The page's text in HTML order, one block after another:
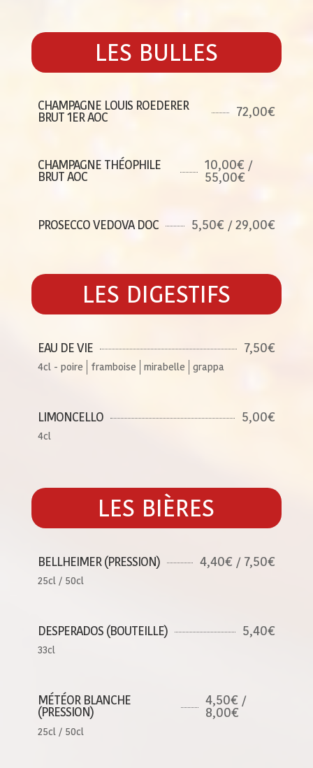
LES BULLES
CHAMPAGNE LOUIS ROEDERER
BRUT 1ER AOC 72,00€
CHAMPAGNE THÉOPHILE
BRUT AOC
10,00€ /
55,00€
PROSECCO VEDOVA DOC 5,50€ / 29,00€
LES DIGESTIFS
EAU DE VIE 7,50€
4cl - poire framboise mirabelle grappa
LIMONCELLO 5,00€
4cl
LES BIÈRES
BELLHEIMER (PRESSION) 4,40€ / 7,50€
25cl / 50cl
DESPERADOS (BOUTEILLE) 5,40€
33cl
MÉTÉOR BLANCHE
(PRESSION)
4,50€ /
8,00€
25cl / 50cl